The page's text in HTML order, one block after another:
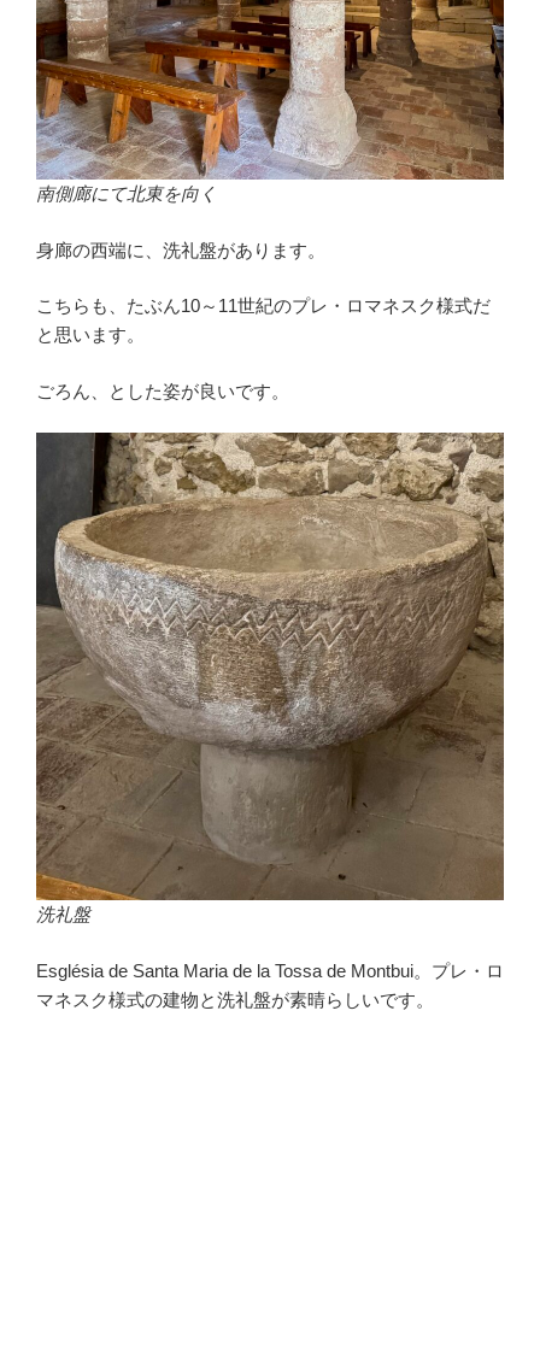
南側廊にて北東を向く
身廊の西端に、洗礼盤があります。
こちらも、たぶん10～11世紀のプレ・ロマネスク様式だ
と思います。
ごろん、とした姿が良いです。
洗礼盤
Església de Santa Maria de la Tossa de Montbui。プレ・ロ
マネスク様式の建物と洗礼盤が素晴らしいです。